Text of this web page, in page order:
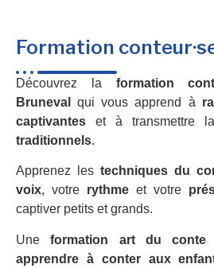
Formation
Découvrez la formation
Bruneval
qui vous apprend à
captivantes et à transmettre
traditionnels.
Apprenez les techniques du
voix, votre rythme et votre
captiver petits et grands.
Uneformation art du conte
apprendre à conter aux